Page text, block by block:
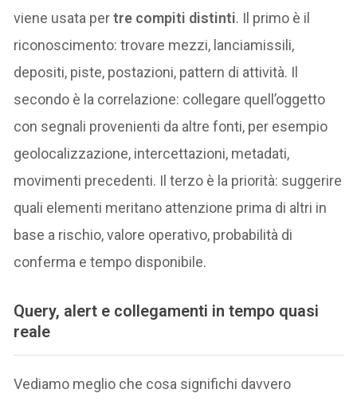
viene usata pertre compiti distinti. Il primo è il
riconoscimento: trovare mezzi, lanciamissili,
depositi, piste, postazioni, pattern di attività. Il
secondo è la correlazione: collegare quell’oggetto
con segnali provenienti da altre fonti, per esempio
geolocalizzazione, intercettazioni, metadati,
movimenti precedenti. Il terzo è la priorità: suggerire
quali elementi meritano attenzione prima di altri in
base a rischio, valore operativo, probabilità di
conferma e tempo disponibile.
Query, alert e collegamenti in tempo quasi
reale
Vediamo meglio che cosa significhi davvero